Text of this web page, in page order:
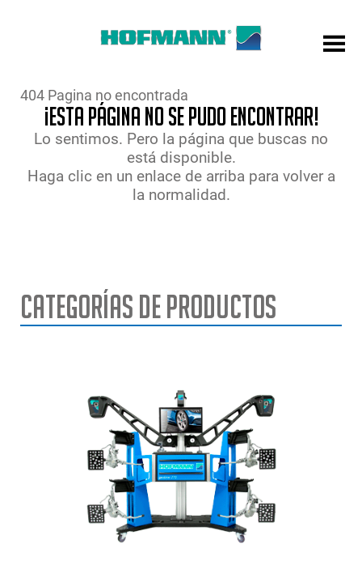
404 Pagina no encontrada
¡Esta página no se pudo encontrar!
Lo sentimos. Pero la página que buscas no
está disponible.
Haga clic en un enlace de arriba para volver a
la normalidad.
Categorías de Productos